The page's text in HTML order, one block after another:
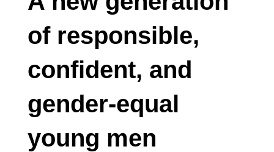
of responsible,
confident, and
gender-equal
young men